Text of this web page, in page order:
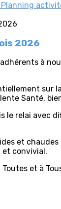
Planning
2026
à
sur
Santé,
le relai
et
et convivial.
et à